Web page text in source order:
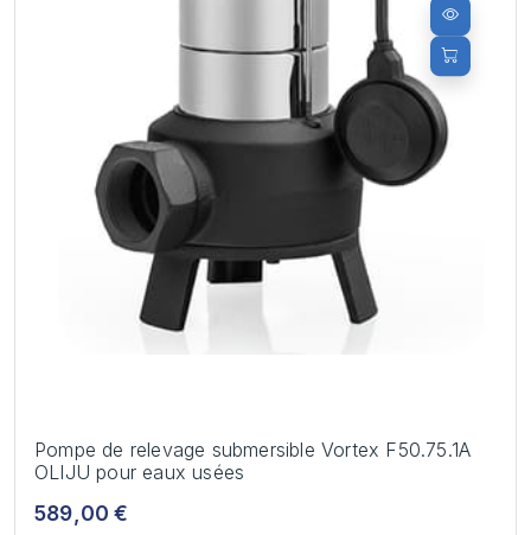
Pompe de relevage submersible Vortex F50.75.1A
OLIJU pour eaux usées
589,00 €